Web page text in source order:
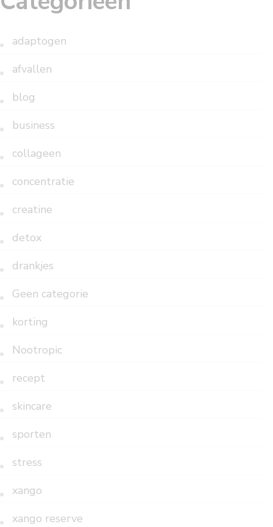
adaptogen
afvallen
blog
business
collageen
concentratie
creatine
detox
drankjes
Geen categorie
korting
Nootropic
recept
skincare
sporten
stress
xango
xango reserve